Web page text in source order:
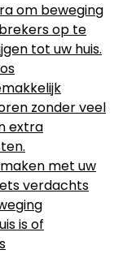
om beweging
op te
tot uw huis.
zonder veel
extra
met uw
verdachts
is of